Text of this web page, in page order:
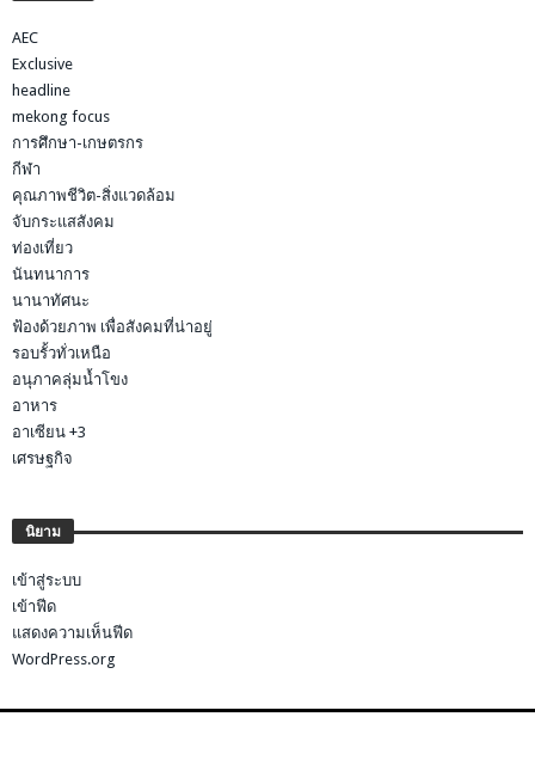
AEC
Exclusive
headline
mekong focus
การศึกษา-เกษตรกร
กีฬา
คุณภาพชีวิต-สิ่งแวดล้อม
จับกระแสสังคม
ท่องเที่ยว
นันทนาการ
นานาทัศนะ
ฟ้องด้วยภาพ เพื่อสังคมที่น่าอยู่
รอบรั้วทั่วเหนือ
อนุภาคลุ่มน้ำโขง
อาหาร
อาเซียน +3
เศรษฐกิจ
นิยาม
เข้าสู่ระบบ
เข้าฟีด
แสดงความเห็นฟีด
WordPress.org